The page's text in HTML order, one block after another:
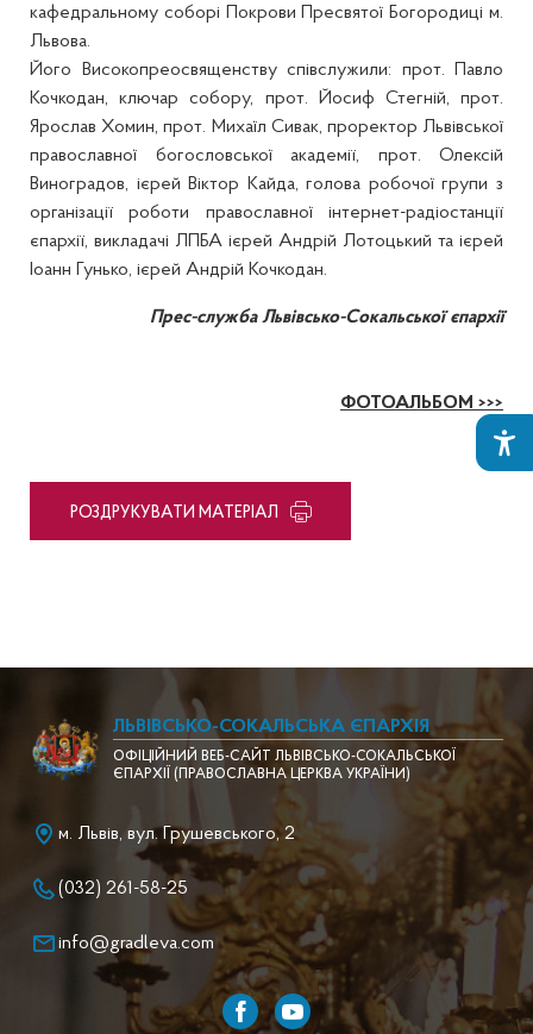
кафедральному соборі Покрови Пресвятої Богородиці м.
Львова.
Його Високопреосвященству співслужили: прот. Павло
Кочкодан, ключар собору, прот. Йосиф Стегній, прот.
Ярослав Хомин, прот. Михаїл Сивак, проректор Львівської
православної богословської академії, прот. Олексій
Виноградов, ієрей Віктор Кайда, голова робочої групи з
організації роботи православної інтернет-радіостанції
єпархії, викладачі ЛПБА ієрей Андрій Лотоцький та ієрей
Іоанн Гунько, ієрей Андрій Кочкодан.
Прес-служба Львівсько-Сокальської єпархії
ФОТОАЛЬБОМ >>>
PОЗДРУКУВАТИ МАТЕРІАЛ
ЛЬВІВСЬКО-СОКАЛЬСЬКА ЄПАРХІЯ
ОФІЦІЙНИЙ ВЕБ-САЙТ ЛЬВІВСЬКО-СОКАЛЬСЬКОЇ
ЄПАРХІЇ (ПРАВОСЛАВНА ЦЕРКВА УКРАЇНИ)
м. Львів, вул. Грушевського, 2
(032) 261-58-25
info@gradleva.com